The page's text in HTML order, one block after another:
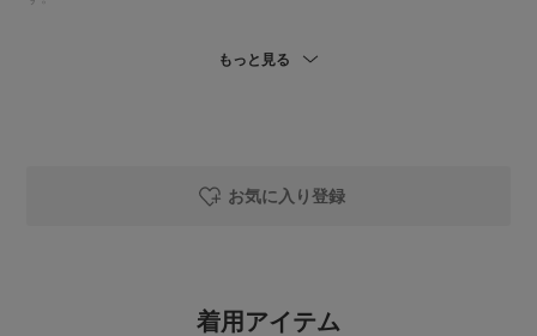
夏も快適に履けるきれい見えデニム。
もっと見る
お気に入り登録
着用アイテム